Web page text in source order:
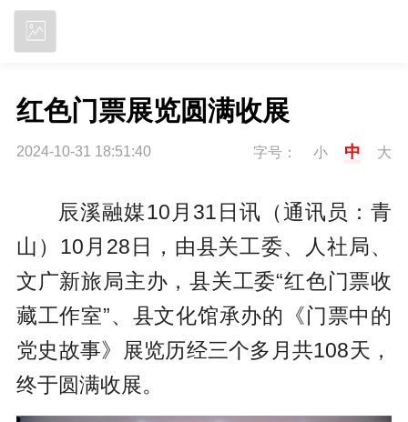
红色门票展览圆满收展
2024-10-31 18:51:40 字号： 小 中 大
辰溪融媒10月31日讯（通讯员：青
山）10月28日，由县关工委、人社局、
文广新旅局主办，县关工委“红色门票收
藏工作室”、县文化馆承办的《门票中的
党史故事》展览历经三个多月共108天，
终于圆满收展。